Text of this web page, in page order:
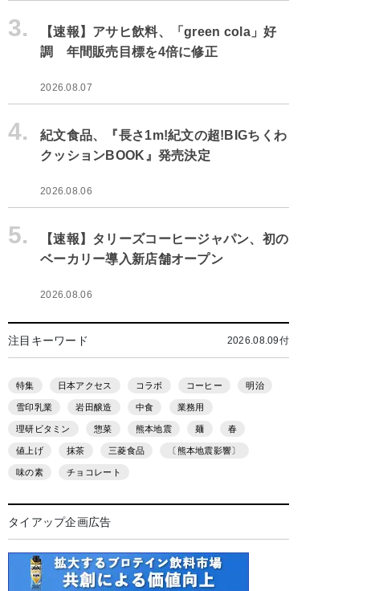
3.
【速報】アサヒ飲料、「green cola」好
調 年間販売目標を4倍に修正
2026.08.07
4.
紀文食品、『長さ1m!紀文の超!BIGちくわ
クッションBOOK』発売決定
2026.08.06
5.
【速報】タリーズコーヒージャパン、初の
ベーカリー導入新店舗オープン
2026.08.06
注目キーワード 2026.08.09付
特集 日本アクセス コラボ コーヒー 明治
雪印乳業 岩田醸造 中食 業務用
理研ビタミン 惣菜 熊本地震 麺 春
値上げ 抹茶 三菱食品 〔熊本地震影響〕
味の素 チョコレート
タイアップ企画広告